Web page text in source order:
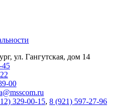
ул. Гангутская, дом 14
45
00
329-00-15, 8 (921) 597-27-96